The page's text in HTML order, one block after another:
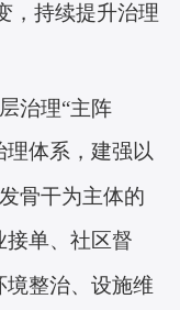
，持续提升治理
治理“主阵
理体系，建强以
骨干为主体的
接单、社区督
境整治、设施维